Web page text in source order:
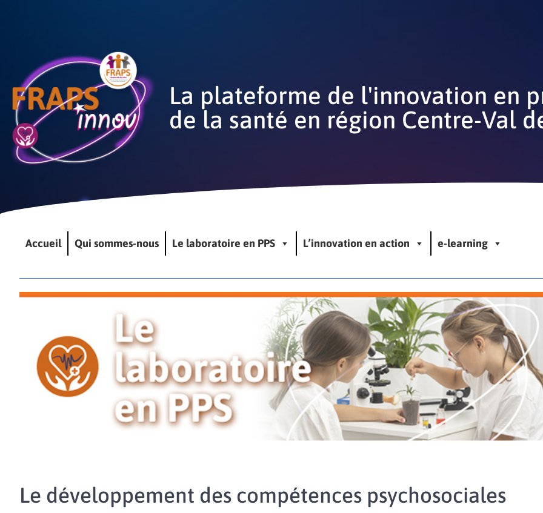
La plateforme de l'innovation en
de la santé en région Centre-Val
Accueil Qui sommes-nous Le laboratoire en PPS L’innovation en action e-learning
Le développement des compétences psychosociales